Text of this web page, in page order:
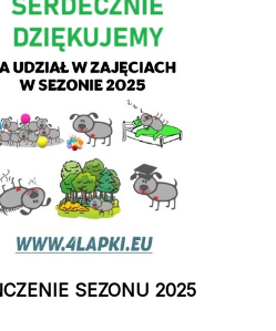
SEZONU 2025